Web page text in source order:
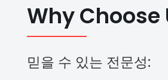
Why Choose
믿을 수 있는 전문성: